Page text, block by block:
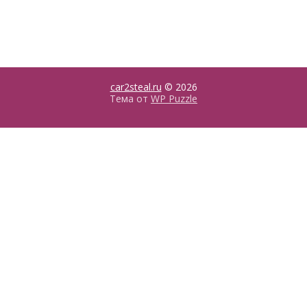
car2steal.ru © 2026
Тема от WP Puzzle